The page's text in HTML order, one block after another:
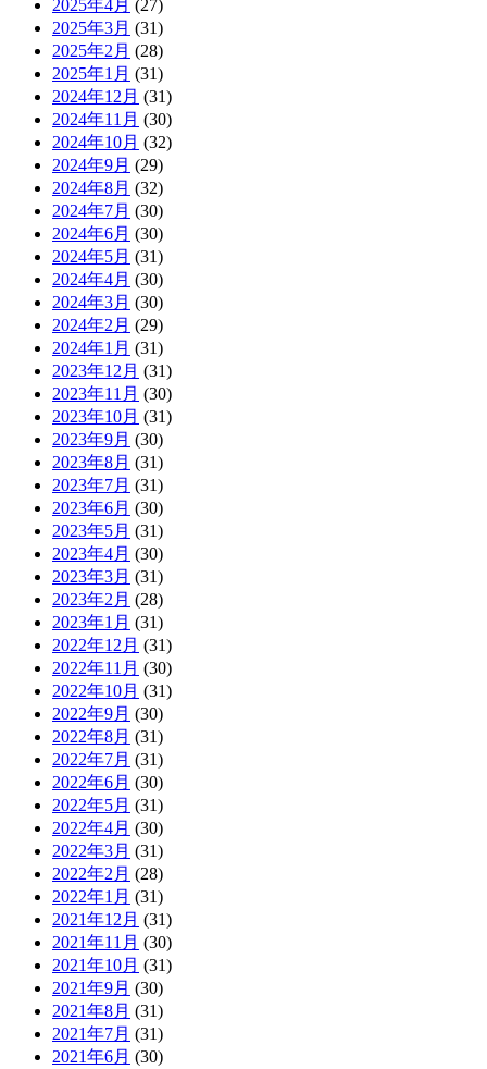
2025年4月 (27)
2025年3月 (31)
2025年2月 (28)
2025年1月 (31)
2024年12月 (31)
2024年11月 (30)
2024年10月 (32)
2024年9月 (29)
2024年8月 (32)
2024年7月 (30)
2024年6月 (30)
2024年5月 (31)
2024年4月 (30)
2024年3月 (30)
2024年2月 (29)
2024年1月 (31)
2023年12月 (31)
2023年11月 (30)
2023年10月 (31)
2023年9月 (30)
2023年8月 (31)
2023年7月 (31)
2023年6月 (30)
2023年5月 (31)
2023年4月 (30)
2023年3月 (31)
2023年2月 (28)
2023年1月 (31)
2022年12月 (31)
2022年11月 (30)
2022年10月 (31)
2022年9月 (30)
2022年8月 (31)
2022年7月 (31)
2022年6月 (30)
2022年5月 (31)
2022年4月 (30)
2022年3月 (31)
2022年2月 (28)
2022年1月 (31)
2021年12月 (31)
2021年11月 (30)
2021年10月 (31)
2021年9月 (30)
2021年8月 (31)
2021年7月 (31)
2021年6月 (30)